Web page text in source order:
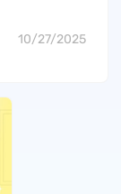
10/27/2025